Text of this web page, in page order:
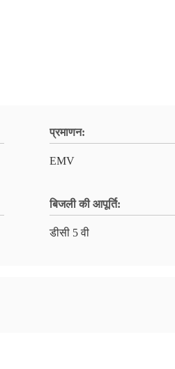
प्रमाणन:
EMV
बिजली की आपूर्ति:
डीसी 5 वी